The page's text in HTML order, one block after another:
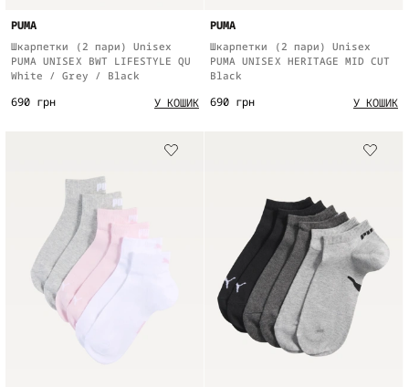
PUMA
Шкарпетки (2 пари) Unisex
PUMA UNISEX BWT LIFESTYLE QU
White / Grey / Black
690 грн У КОШИК
PUMA
Шкарпетки (2 пари) Unisex
PUMA UNISEX HERITAGE MID CUT
Black
690 грн У КОШИК